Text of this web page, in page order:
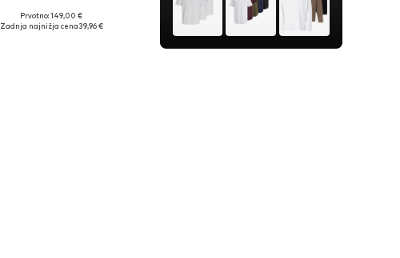
Razpoložljive velikosti: XL
Prvotno: 149,00 €
Zadnja najnižja cena39,96 €